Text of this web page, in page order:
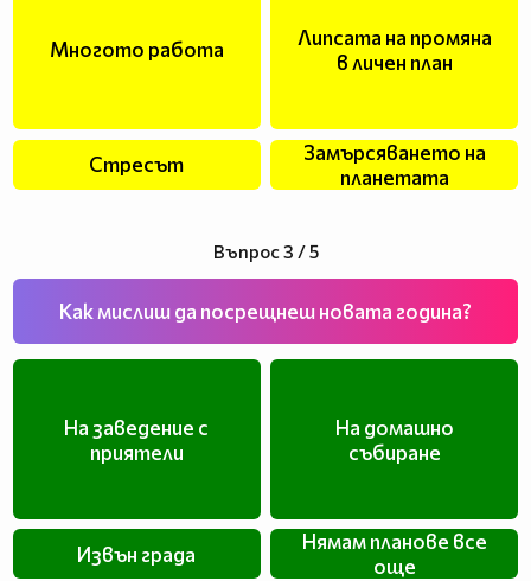
Многото работа
Липсата на промяна
в личен план
Стресът
Замърсяването на
планетата
Въпрос 3 / 5
Как мислиш да посрещнеш новата година?
На заведение с
приятели
На домашно
събиране
Извън града
Нямам планове все
още